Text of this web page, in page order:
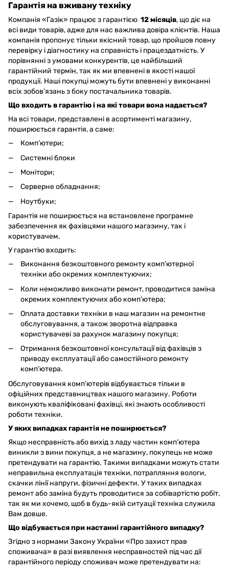
Гарантія на вживану техніку
Компанія «Газік» працює з гарантією 12 місяців, що діє на
всі види товарів, адже для нас важлива довіра клієнтів. Наша
компанія пропонує тільки якісний товар, що пройшов повну
перевірку і діагностику на справність і працездатність. У
порівнянні з умовами конкурентів, це найбільший
гарантійний термін, так як ми впевнені в якості нашої
продукції. Наші покупці можуть бути впевнені у виконанні
всіх зобов’язань з боку постачальника товарів.
Що входить в гарантію і на які товари вона надається?
На всі товари, представлені в асортименті магазину,
поширюється гарантія, а саме:
Комп’ютери;
Системні блоки
Монітори;
Серверне обладнання;
Ноутбуки;
Гарантія не поширюється на встановлене програмне
забезпечення як фахівцями нашого магазину, так і
користувачем.
У гарантію входить:
Виконання безкоштовного ремонту комп’ютерної
техніки або окремих комплектуючих;
Коли неможливо виконати ремонт, проводитися заміна
окремих комплектуючих або комп’ютера;
Оплата доставки техніки в наш магазин на ремонтне
обслуговування, а також зворотна відправка
користувачеві за рахунок магазину покупця;
Отримання безкоштовної консультації від фахівців з
приводу експлуатації або самостійного ремонту
комп’ютера.
Обслуговування комп’ютерів відбувається тільки в
офіційних представництвах нашого магазину. Роботи
виконують кваліфіковані фахівці, які знають особливості
роботи техніки.
У яких випадках гарантія не поширюється?
Якщо несправність або вихід з ладу частин комп’ютера
виникли з вини покупця, а не магазину, покупець не може
претендувати на гарантію. Такими випадками можуть стати
неправильна експлуатація техніки, потрапляння вологи,
скачки лінії напруги, фізичні дефекти. У таких випадках
ремонт або заміна будуть проводитися за собівартістю робіт,
так як ми хочемо, щоб в будь-якій ситуації техніка служила
Вам довше.
Що відбувається при настанні гарантійного випадку?
Згідно з нормами Закону України «Про захист прав
споживача» в разі виявлення несправностей під час дії
гарантійного періоду споживач може претендувати на: